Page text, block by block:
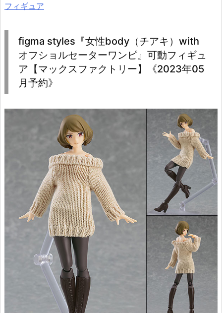
フィギュア
figma styles『女性body（チアキ）with
オフショルセーターワンピ』可動フィギュ
ア【マックスファクトリー】《2023年05
月予約》